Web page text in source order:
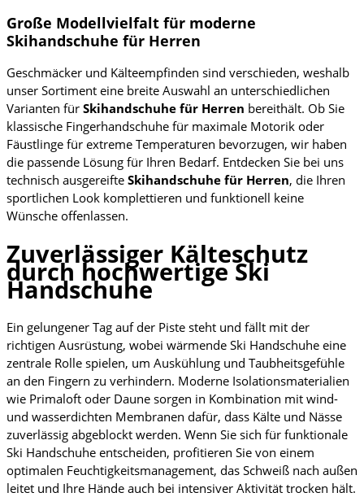
Große Modellvielfalt für moderne
Skihandschuhe für Herren
Geschmäcker und Kälteempfinden sind verschieden, weshalb
unser Sortiment eine breite Auswahl an unterschiedlichen
Varianten für Skihandschuhe für Herren bereithält. Ob Sie
klassische Fingerhandschuhe für maximale Motorik oder
Fäustlinge für extreme Temperaturen bevorzugen, wir haben
die passende Lösung für Ihren Bedarf. Entdecken Sie bei uns
technisch ausgereifte Skihandschuhe für Herren, die Ihren
sportlichen Look komplettieren und funktionell keine
Wünsche offenlassen.
Zuverlässiger Kälteschutz
durch hochwertige Ski
Handschuhe
Ein gelungener Tag auf der Piste steht und fällt mit der
richtigen Ausrüstung, wobei wärmende Ski Handschuhe eine
zentrale Rolle spielen, um Auskühlung und Taubheitsgefühle
an den Fingern zu verhindern. Moderne Isolationsmaterialien
wie Primaloft oder Daune sorgen in Kombination mit wind-
und wasserdichten Membranen dafür, dass Kälte und Nässe
zuverlässig abgeblockt werden. Wenn Sie sich für funktionale
Ski Handschuhe entscheiden, profitieren Sie von einem
optimalen Feuchtigkeitsmanagement, das Schweiß nach außen
leitet und Ihre Hände auch bei intensiver Aktivität trocken hält.